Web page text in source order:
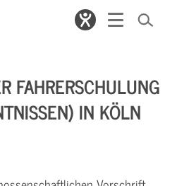
FAHRERSCHULUNG
IN KÖLN